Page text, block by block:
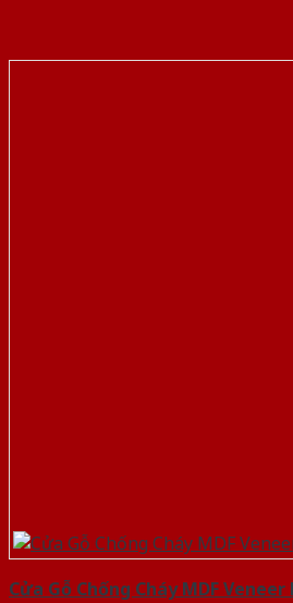
Cửa Gỗ Chống Cháy MDF Veneer